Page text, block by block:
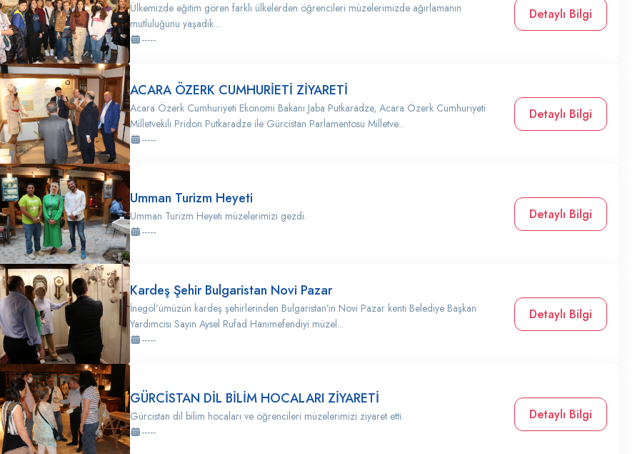
Ülkemizde eğitim gören farklı ülkelerden öğrencileri müzelerimizde ağırlamanın
mutluluğunu yaşadık....
-----
Detaylı Bilgi
ACARA ÖZERK CUMHURİETİ ZİYARETİ
Acara Özerk Cumhuriyeti Ekonomi Bakanı Jaba Putkaradze, Acara Özerk Cumhuriyeti
Milletvekili Pridon Putkaradze ile Gürcistan Parlamentosu Milletve...
-----
Detaylı Bilgi
Umman Turizm Heyeti
Umman Turizm Heyeti müzelerimizi gezdi.
-----
Detaylı Bilgi
Kardeş Şehir Bulgaristan Novi Pazar
İnegöl’ümüzün kardeş şehirlerinden Bulgaristan’ın Novi Pazar kenti Belediye Başkan
Yardımcısı Sayın Aysel Rufad Hanımefendiyi müzel...
-----
Detaylı Bilgi
GÜRCİSTAN DİL BİLİM HOCALARI ZİYARETİ
Gürcistan dil bilim hocaları ve öğrencileri müzelerimizi ziyaret etti.
-----
Detaylı Bilgi